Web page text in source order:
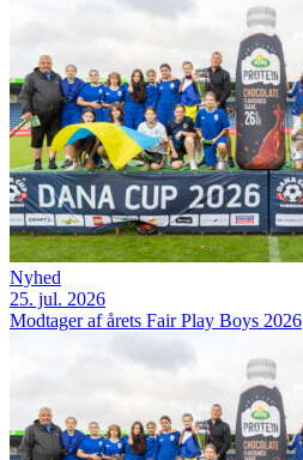
Nyhed
25. jul. 2026
Modtager af årets Fair Play Boys 2026